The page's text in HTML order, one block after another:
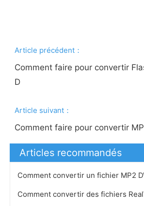
Article précédent：
Comment faire pour convertir
D
Article suivant：
Comment faire pour convertir
Articles recommandés
Comment convertir un fichier MP2